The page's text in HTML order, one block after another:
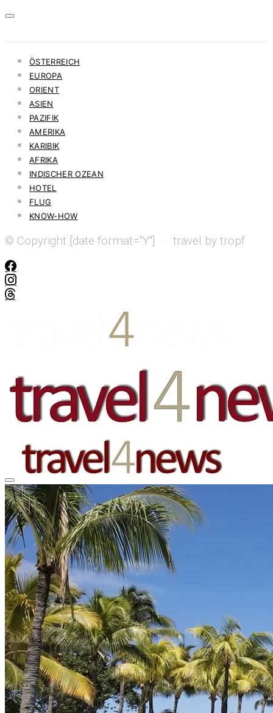
ÖSTERREICH
EUROPA
ORIENT
ASIEN
PAZIFIK
AMERIKA
KARIBIK
AFRIKA
INDISCHER OZEAN
HOTEL
FLUG
KNOW-HOW
© Copyright [date format="Y"] · travel by tropf
EUROPA
DEUTSCHLAND
FINNLAND
FRANKREICH
GRIECHENLAND
GROSSBRITANNIEN
IRLAND
ISLAND
ITALIEN
KANARISCHE INSELN
EUROPA